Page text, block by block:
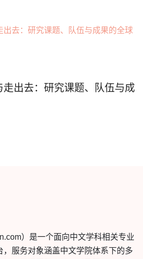
走出去：研究课题、队伍与成
）是一个面向中文学科相关专业
，服务对象涵盖中文学院体系下的多